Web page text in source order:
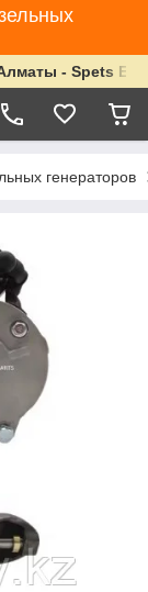
- Spets
генераторов